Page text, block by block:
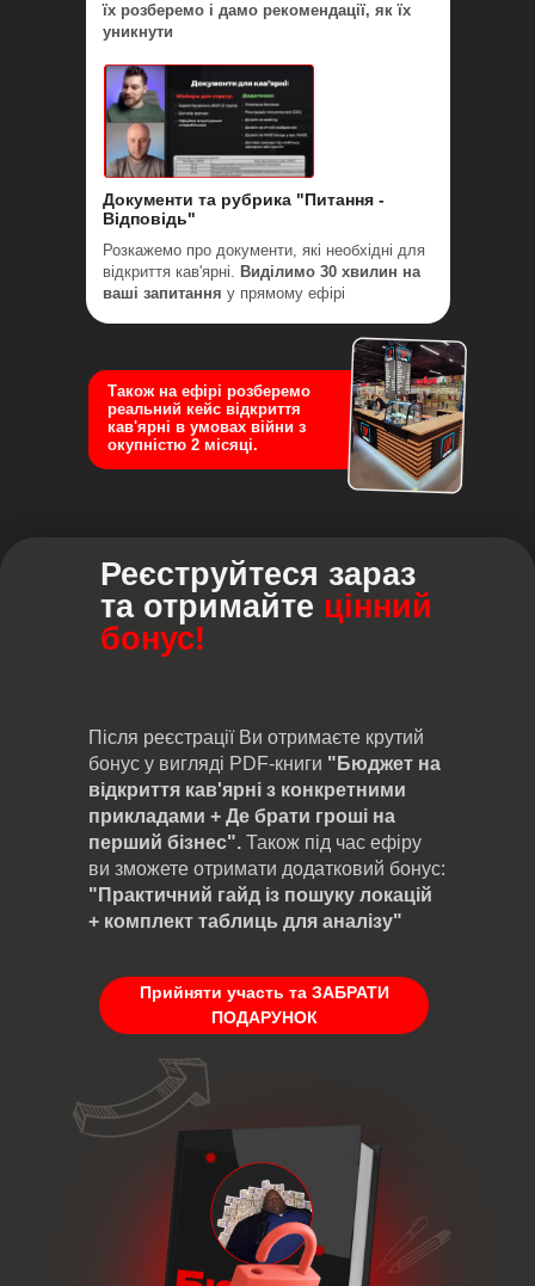
Документи та рубрика "Питання -
Відповідь"
Розкажемо про документи, які необхідні для
відкриття кав'ярні. Виділимо 30 хвилин на
ваші запитання у прямому ефірі
їх розберемо і дамо рекомендації, як їх
уникнути
Також на ефірі розберемо
реальний кейс відкриття
кав'ярні в умовах війни з
окупністю 2 місяці.
Після реєстрації Ви отримаєте крутий
бонус у вигляді PDF-книги "Бюджет на
відкриття кав'ярні з конкретними
прикладами + Де брати гроші на
перший бізнес". Також під час ефіру
ви зможете отримати додатковий бонус:
"Практичний гайд із пошуку локацій
+ комплект таблиць для аналізу"
Реєструйтеся зараз
та отримайте цінний
бонус!
Прийняти участь та ЗАБРАТИ
ПОДАРУНОК